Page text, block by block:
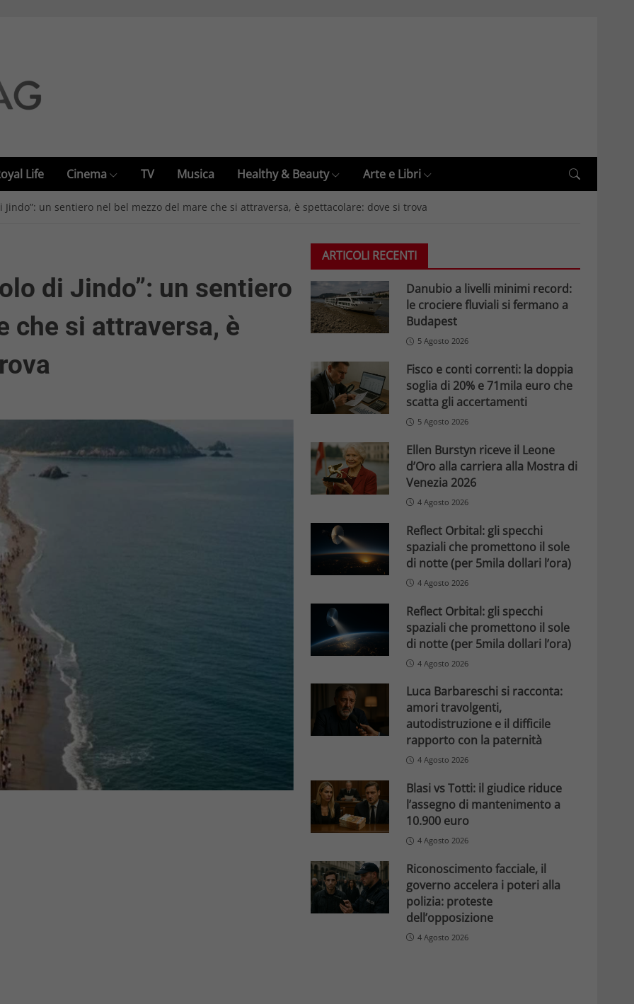
Life Cinema TV Musica Healthy & Beauty Arte e Libri
Jindo”: un sentiero nel bel mezzo del mare che si attraversa, è spettacolare: dove si trova
di Jindo”: un sentiero
che si attraversa, è
ARTICOLI RECENTI
Danubio a livelli minimi record:
le crociere fluviali si fermano a
Budapest
5 Agosto 2026
Fisco e conti correnti: la doppia
soglia di 20% e 71mila euro che
scatta gli accertamenti
5 Agosto 2026
Ellen Burstyn riceve il Leone
d’Oro alla carriera alla Mostra di
Venezia 2026
4 Agosto 2026
Reflect Orbital: gli specchi
spaziali che promettono il sole
di notte (per 5mila dollari l’ora)
4 Agosto 2026
Reflect Orbital: gli specchi
spaziali che promettono il sole
di notte (per 5mila dollari l’ora)
4 Agosto 2026
Luca Barbareschi si racconta:
amori travolgenti,
autodistruzione e il difficile
rapporto con la paternità
4 Agosto 2026
Blasi vs Totti: il giudice riduce
l’assegno di mantenimento a
10.900 euro
4 Agosto 2026
Riconoscimento facciale, il
governo accelera i poteri alla
polizia: proteste
dell’opposizione
4 Agosto 2026